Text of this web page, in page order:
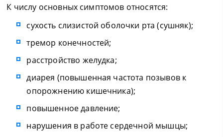
К числу основных симптомов относятся:
сухость слизистой оболочки рта (сушняк);
тремор конечностей;
расстройство желудка;
диарея (повышенная частота позывов к
опорожнению кишечника);
повышенное давление;
нарушения в работе сердечной мышцы;